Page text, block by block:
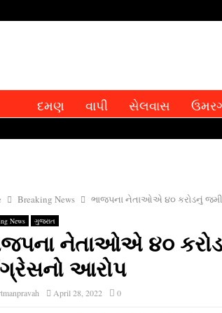
દમણ વાપી સેલવાસ
Breaking News ભાજપના નેતાઓએ ૪૦ કરોડનું
News ગુજરાત
નેતાઓએ ૪૦
આરોપ
April 28, 2022 0